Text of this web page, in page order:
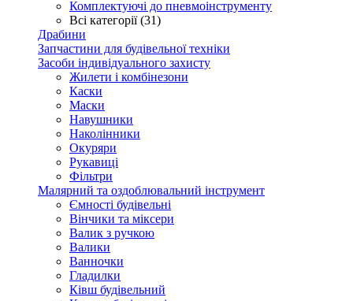
Комплектуючі до пневмоінструменту
Всі категорії (31)
Драбини
Запчастини для будівельної техніки
Засоби індивідуального захисту
Жилети і комбінезони
Каски
Маски
Навушники
Наколінники
Окуряри
Рукавиці
Фільтри
Малярний та оздоблювальний інструмент
Ємності будівельні
Вінчики та міксери
Валик з ручкою
Валики
Ванночки
Гладилки
Ківш будівельний